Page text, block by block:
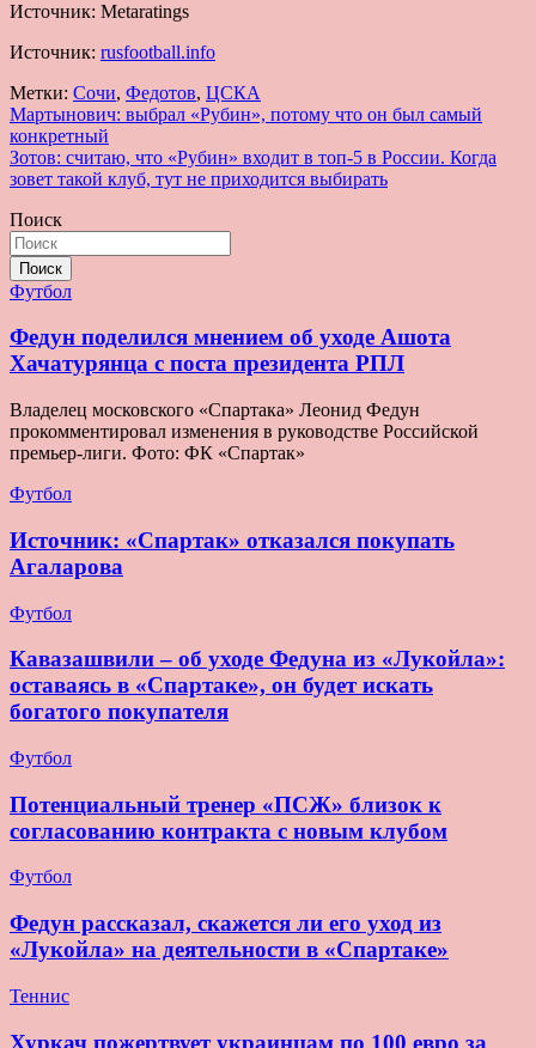
Источник: Metaratings
Источник: rusfootball.info
Метки: Сочи, Федотов, ЦСКА
Навигация
по
записям
Мартынович: выбрал «Рубин», потому что он был самый
конкретный
Зотов: считаю, что «Рубин» входит в топ-5 в России. Когда
зовет такой клуб, тут не приходится выбирать
Поиск
Поиск
Футбол
Федун поделился мнением об уходе Ашота
Хачатурянца с поста президента РПЛ
Владелец московского «Спартака» Леонид Федун
прокомментировал изменения в руководстве Российской
премьер-лиги. Фото: ФК «Спартак»
Футбол
Источник: «Спартак» отказался покупать
Агаларова
Футбол
Кавазашвили – об уходе Федуна из «Лукойла»:
оставаясь в «Спартаке», он будет искать
богатого покупателя
Футбол
Потенциальный тренер «ПСЖ» близок к
согласованию контракта с новым клубом
Футбол
Федун рассказал, скажется ли его уход из
«Лукойла» на деятельности в «Спартаке»
Теннис
Хуркач пожертвует украинцам по 100 евро за